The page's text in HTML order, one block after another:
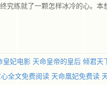
究练就了一颗怎样冰冷的心。
才是他心中想要的？ （如无特
皇妃电影 天命皇帝的皇后 倾君天
全文免费阅读 天命凰妃免费读